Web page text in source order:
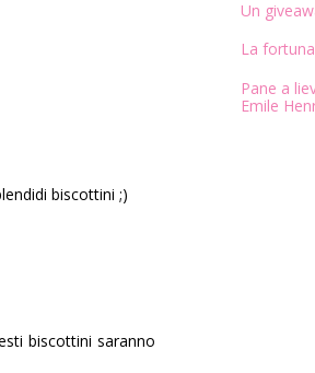
biscottini ;)
biscottini saranno
Un
La
Pane a
Emile